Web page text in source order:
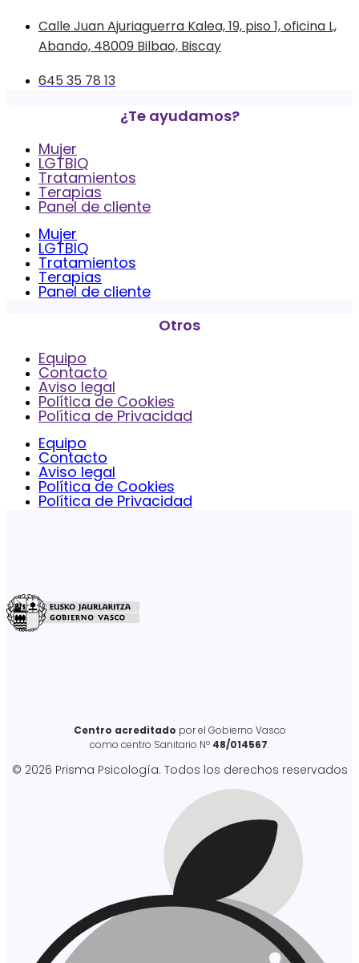
Calle Juan Ajuriaguerra Kalea, 19, piso 1, oficina L,
Abando, 48009 Bilbao, Biscay
645 35 78 13
¿Te ayudamos?
Mujer
LGTBIQ
Tratamientos
Terapias
Panel de cliente
Mujer
LGTBIQ
Tratamientos
Terapias
Panel de cliente
Otros
Equipo
Contacto
Aviso legal
Política de Cookies
Política de Privacidad
Equipo
Contacto
Aviso legal
Política de Cookies
Política de Privacidad
Centro acreditado por el Gobierno Vasco
como centro Sanitario Nº 48/014567.
© 2026 Prisma Psicología. Todos los derechos reservados